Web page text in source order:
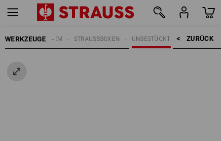
WERKZEUGE ZURÜCK    >
UNBESTÜCKT
STRAUSSBOXEN
STRAUSSBOX SYSTEM